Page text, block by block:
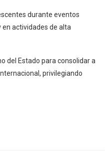
durante eventos
en actividades de alta
del Estado para consolidar a
privilegiando